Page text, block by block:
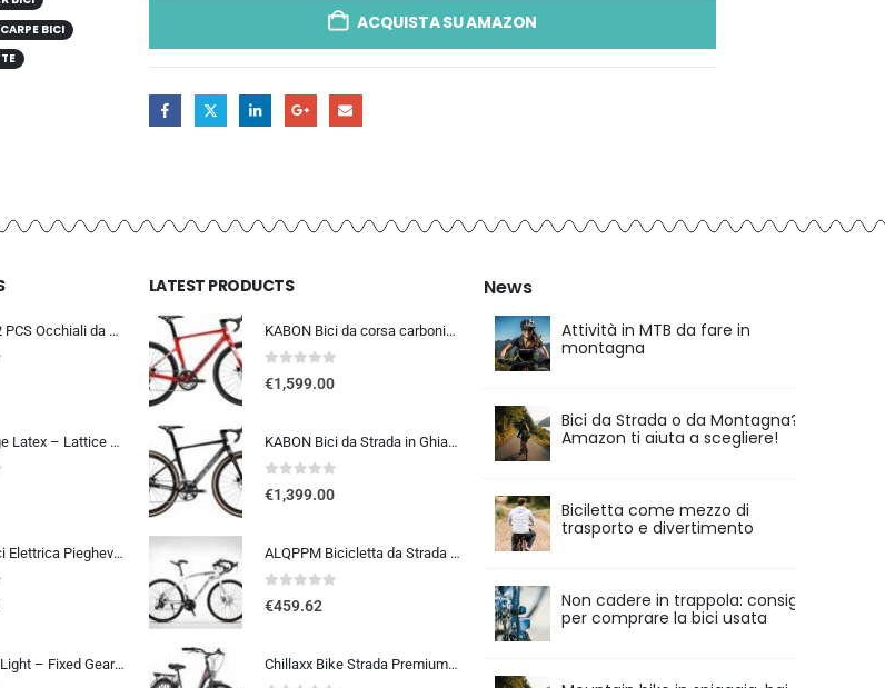
BICI
ACQUISTA SU AMAZON
KASESSS 2 PCS Occhiali da Sole Sportivi, Occhiali da Ciclismo per Uomini Donne, Occhiali da Sole da Ciclismo, UV400 Occhiali
PMP Orange Latex – Lattice Liquido Sigillante Antiforatura per Coperture Tubeless MTB e STRADA. La Tua Assicurazione Contro l
ENGWE Bici Elettrica Pieghevole, Bicicletta Elettrica da 48V 13Ah Batteria Rimovibile, Autonomia di 50-120 km E-bike，20″×4.0″ Fat Tire 7 Velocità ebike da per Ogni Terreno
FabricBike Light – Fixed Gear bicicletta, Single Speed Fixie completa mozzo, Telaio in alluminio e forcella, ruote 28, 6 c…
LATEST PRODUCTS
KABON Bici da corsa carbonio, 700C bici da strada T800 Completamente carbonio con Shimano 105 R7000 22 velocità 8.1 KG Leg…
0out of 5
€1,599.00
KABON Bici da Strada in Ghiaia di Carbonio, Bicicletta con Telaio in Fibra di Carbonio T800 con Bicicletta da Corsa con Fr…
0out of 5
€1,399.00
ALQPPM Bicicletta da Strada da 26 Pollici, Bici da 24 Velocità, Freno a Doppio Disco, Telaio in Acciaio ad Alto Tenore Di …
0out of 5
€459.62
Chillaxx Bike Strada Premium City Bike da 26 e 28 pollici, bicicletta per ragazze, ragazzi, uomini e donne, cambio a 21 ma…
News
Attività in MTB da fare in
montagna
Bici da Strada o da Montagna?
Amazon ti aiuta a scegliere!
Biciletta come mezzo di
trasporto e divertimento
Non cadere in trappola: consigli
per comprare la bici usata